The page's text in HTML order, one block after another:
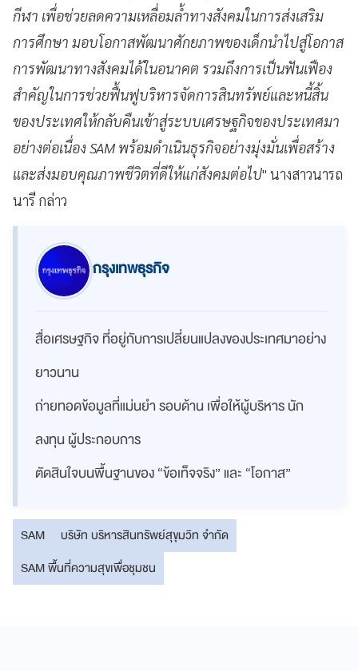
กีฬา เพื่อช่วยลดความเหลื่อมล้ำทางสังคมในการส่งเสริม
การศึกษา มอบโอกาสพัฒนาศักยภาพของเด็กนำไปสู่โอกาส
การพัฒนาทางสังคมได้ในอนาคต รวมถึงการเป็นฟันเฟือง
สำคัญในการช่วยฟื้นฟูบริหารจัดการสินทรัพย์และหนี้สิ้น
ของประเทศให้กลับคืนเข้าสู่ระบบเศรษฐกิจของประเทศมา
อย่างต่อเนื่อง SAM พร้อมดำเนินธุรกิจอย่างมุ่งมั่นเพื่อสร้าง
และส่งมอบคุณภาพชีวิตที่ดีให้แก่สังคมต่อไป" นางสาวนารถ
นารี กล่าว
กรุงเทพธุรกิจ
สื่อเศรษฐกิจ ที่อยู่กับการเปลี่ยนแปลงของประเทศมาอย่าง
ยาวนาน
ถ่ายทอดข้อมูลที่แม่นยำ รอบด้าน เพื่อให้ผู้บริหาร นัก
ลงทุน ผู้ประกอบการ
ตัดสินใจบนพื้นฐานของ “ข้อเท็จจริง” และ “โอกาส”
SAM
บริษัท บริหารสินทรัพย์สุขุมวิท จำกัด
SAM พื้นที่ความสุขเพื่อชุมชน